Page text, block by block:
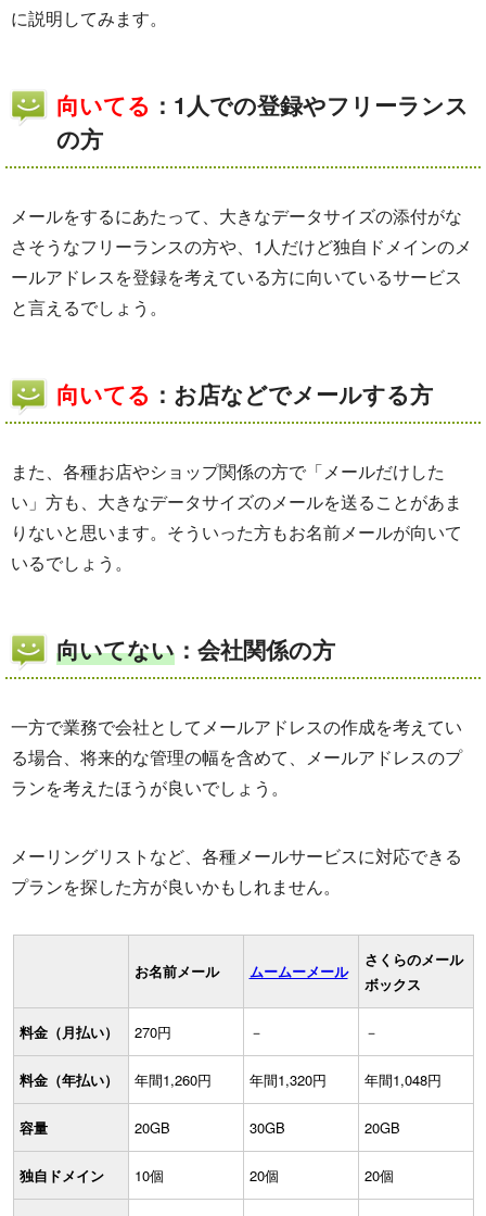
に説明してみます。
向いてる ：1人での登録やフリーランス
の方
メールをするにあたって、大きなデータサイズの添付がな
さそうなフリーランスの方や、1人だけど独自ドメインのメ
ールアドレスを登録を考えている方に向いているサービス
と言えるでしょう。
向いてる ：お店などでメールする方
また、各種お店やショップ関係の方で「メールだけした
い」方も、大きなデータサイズのメールを送ることがあま
りないと思います。そういった方もお名前メールが向いて
いるでしょう。
向いてない ：会社関係の方
一方で業務で会社としてメールアドレスの作成を考えてい
る場合、将来的な管理の幅を含めて、メールアドレスのプ
ランを考えたほうが良いでしょう。
メーリングリストなど、各種メールサービスに対応できる
プランを探した方が良いかもしれません。
お名前メール ムームーメール
さくらのメール
ボックス
料金（月払い） 270円 － －
料金（年払い） 年間1,260円 年間1,320円 年間1,048円
容量 20GB 30GB 20GB
独自ドメイン 10個 20個 20個